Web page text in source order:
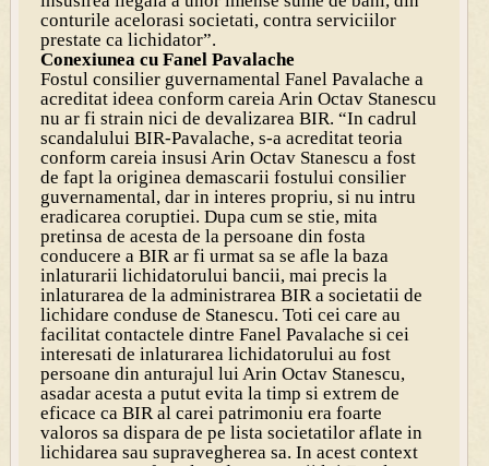
conturile acelorasi societati, contra serviciilor
prestate ca lichidator”.
Conexiunea cu Fanel Pavalache
Fostul consilier guvernamental Fanel Pavalache a
acreditat ideea conform careia Arin Octav Stanescu
nu ar fi strain nici de devalizarea BIR. “In cadrul
scandalului BIR-Pavalache, s-a acreditat teoria
conform careia insusi Arin Octav Stanescu a fost
de fapt la originea demascarii fostului consilier
guvernamental, dar in interes propriu, si nu intru
eradicarea coruptiei. Dupa cum se stie, mita
pretinsa de acesta de la persoane din fosta
conducere a BIR ar fi urmat sa se afle la baza
inlaturarii lichidatorului bancii, mai precis la
inlaturarea de la administrarea BIR a societatii de
lichidare conduse de Stanescu. Toti cei care au
facilitat contactele dintre Fanel Pavalache si cei
interesati de inlaturarea lichidatorului au fost
persoane din anturajul lui Arin Octav Stanescu,
asadar acesta a putut evita la timp si extrem de
eficace ca BIR al carei patrimoniu era foarte
valoros sa dispara de pe lista societatilor aflate in
lichidarea sau supravegherea sa. In acest context